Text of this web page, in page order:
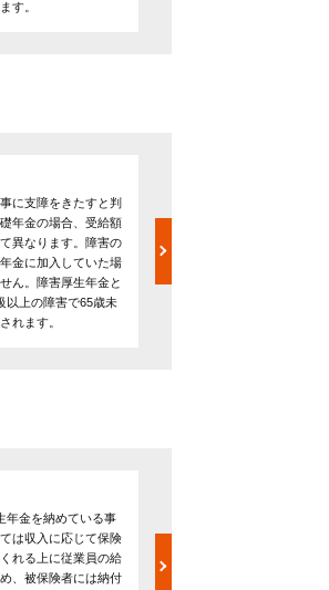
す。
に支障をきたすと判
年金の場合、受給額
異なります。障害の
金に加入していた場
ん。障害厚生年金と
以上の障害で65歳未
れます。
年金を納めている事
は収入に応じて保険
れる上に従業員の給
、被保険者には納付